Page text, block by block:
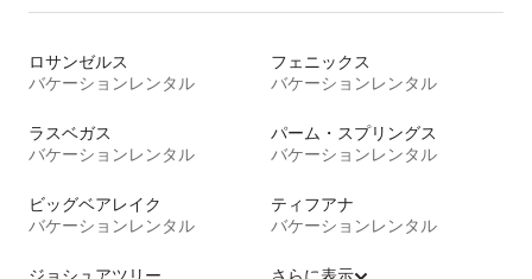
ロサンゼルス
バケーションレンタル
フェニックス
バケーションレンタル
ラスベガス
バケーションレンタル
パーム・スプリングス
バケーションレンタル
ビッグベアレイク
バケーションレンタル
ティフアナ
バケーションレンタル